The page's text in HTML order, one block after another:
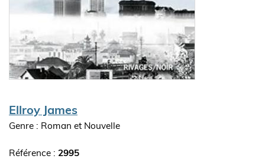
Auteur(s)
Ellroy James
Genre : Roman et Nouvelle
Référence : 2995